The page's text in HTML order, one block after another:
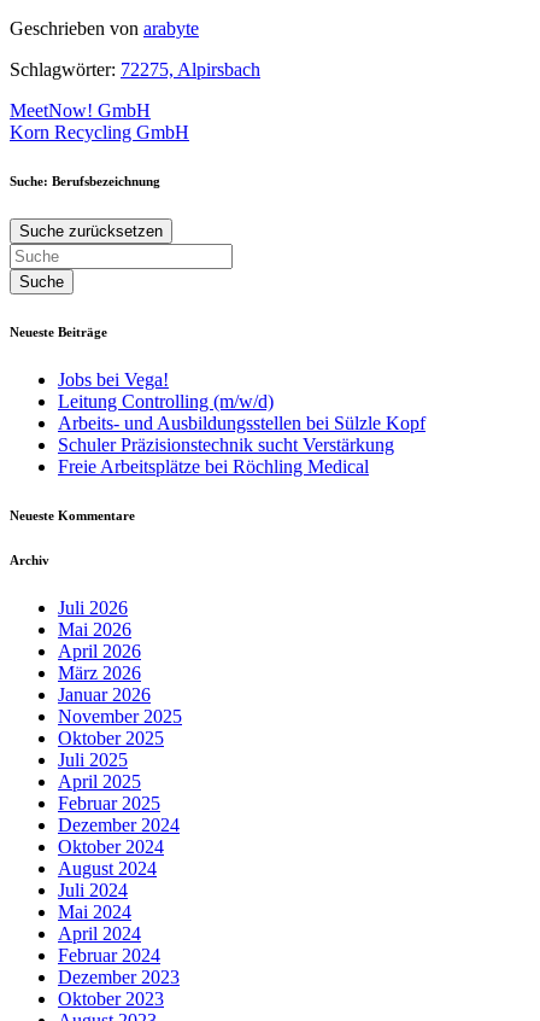
Geschrieben von arabyte
Schlagwörter: 72275, Alpirsbach
Beitragsnavigation
MeetNow! GmbH
Korn Recycling GmbH
Suche: Berufsbezeichnung
Suche zurücksetzen
Neueste Beiträge
Jobs bei Vega!
Leitung Controlling (m/w/d)
Arbeits- und Ausbildungsstellen bei Sülzle Kopf
Schuler Präzisionstechnik sucht Verstärkung
Freie Arbeitsplätze bei Röchling Medical
Neueste Kommentare
Archiv
Juli 2026
Mai 2026
April 2026
März 2026
Januar 2026
November 2025
Oktober 2025
Juli 2025
April 2025
Februar 2025
Dezember 2024
Oktober 2024
August 2024
Juli 2024
Mai 2024
April 2024
Februar 2024
Dezember 2023
Oktober 2023